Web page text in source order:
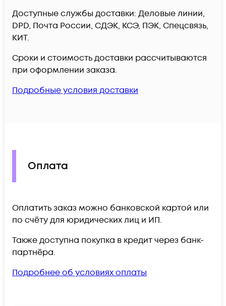
Доступные службы доставки: Деловые линии,
DPD, Почта России, СДЭК, КСЭ, ПЭК, Спецсвязь,
КИТ.
Сроки и стоимость доставки рассчитываются
при оформлении заказа.
Подробные условия доставки
Оплата
Оплатить заказ можно банковской картой или
по счёту для юридических лиц и ИП.
Также доступна покупка в кредит через банк-
партнёра.
Подробнее об условиях оплаты